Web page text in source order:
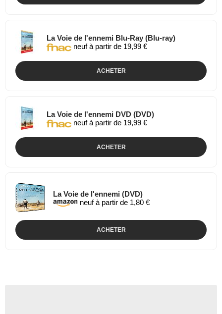
La Voie de l'ennemi Blu-Ray (Blu-ray)
neuf à partir de 19,99 €
ACHETER
La Voie de l'ennemi DVD (DVD)
neuf à partir de 19,99 €
ACHETER
La Voie de l'ennemi (DVD)
neuf à partir de 1,80 €
ACHETER